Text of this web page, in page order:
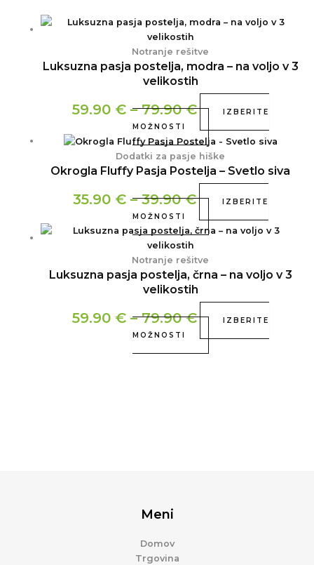
Notranje rešitve
Luksuzna pasja postelja, modra – na voljo v 3
velikostih
59.90 € – 79.90€
IZBERITE
MOŽNOSTI
Dodatki za pasje hiške
Okrogla Fluffy Pasja Postelja – Svetlo siva
35.90 € – 39.90€
IZBERITE
MOŽNOSTI
Notranje rešitve
Luksuzna pasja postelja, črna – na voljo v 3
velikostih
59.90 € – 79.90€
IZBERITE
MOŽNOSTI
Meni
Domov
Trgovina